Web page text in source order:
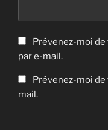
Prévenez-moi
par e-mail.
Prévenez-moi
mail.